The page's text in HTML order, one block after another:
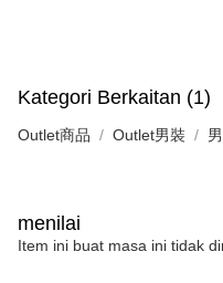
Kategori Berkaitan (1)
Outlet商品 Outlet男裝
menilai
Item ini buat masa ini tidak